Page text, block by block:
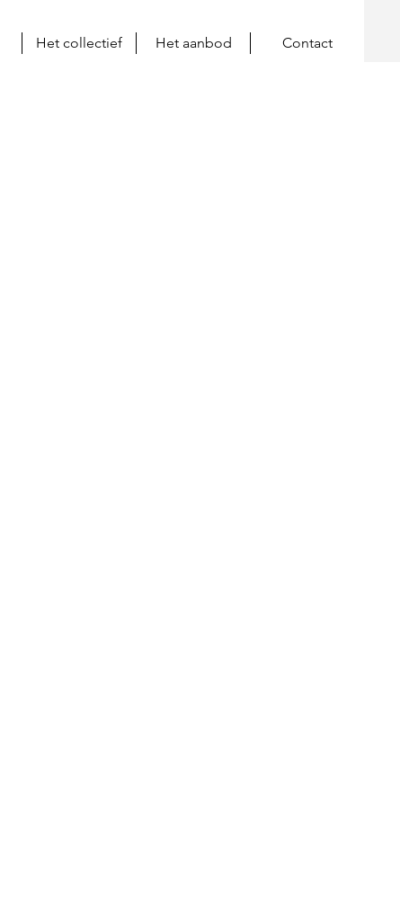
Het collectief Het aanbod Contact